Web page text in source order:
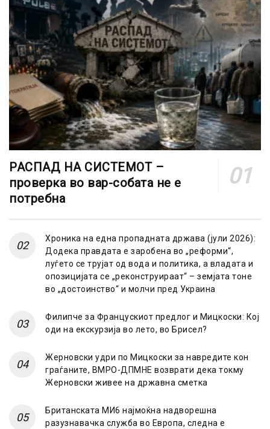
РАСПАД НА СИСТЕМОТ –
проверка во вар-собата не е
потребна
Хроника на една пропадната држава (јули 2026):
Додека правдата е заробена во „реформи“,
луѓето се трујат од вода и политика, а владата и
опозицијата се „реконструираат“ – земјата тоне
во „достоинство“ и молчи пред Украина
Филипче за Францускиот предлог и Мицкоски: Кој
оди на екскурзија во лето, во Брисел?
Жерновски удри по Мицкоски за навредите кон
граѓаните, ВМРО-ДПМНЕ возврати дека токму
Жерновски живее на државна сметка
Британската МИ6 најмоќна надворешна
разузнавачка служба во Европа, следна е